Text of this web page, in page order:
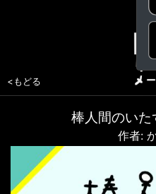
<もどる
棒人間のいた
作者: